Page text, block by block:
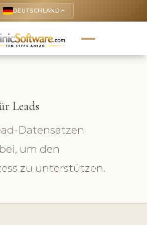
DEUTSCHLAND keyboard_arrow_up
Leads
Datensätzen
um den
zu unterstützen.